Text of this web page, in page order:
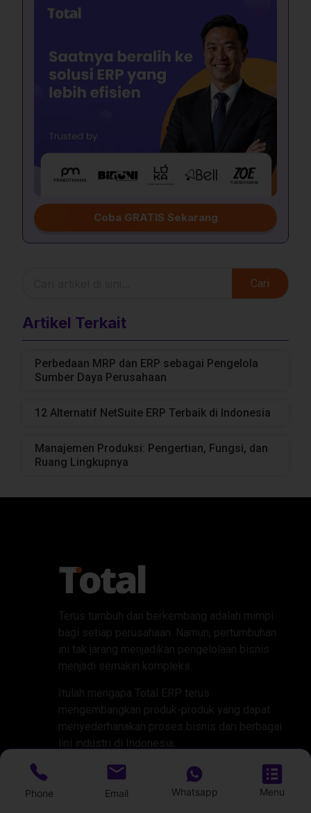
Coba GRATIS Sekarang
Cari
Artikel Terkait
Perbedaan MRP dan ERP sebagai Pengelola
Sumber Daya Perusahaan
12 Alternatif NetSuite ERP Terbaik di Indonesia
Manajemen Produksi: Pengertian, Fungsi, dan
Ruang Lingkupnya
Terus tumbuh dan berkembang adalah mimpi
bagi setiap perusahaan. Namun, pertumbuhan
ini tak jarang menjadikan pengelolaan bisnis
menjadi semakin kompleks.
Itulah mengapa Total ERP terus
mengembangkan produk-produk yang dapat
menyederhanakan proses bisnis dari berbagai
lini industri di Indonesia.
Phone Email Whatsapp Menu